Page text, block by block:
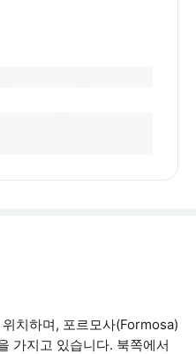
치하며, 포르모사(Formosa)
가지고 있습니다. 북쪽에서